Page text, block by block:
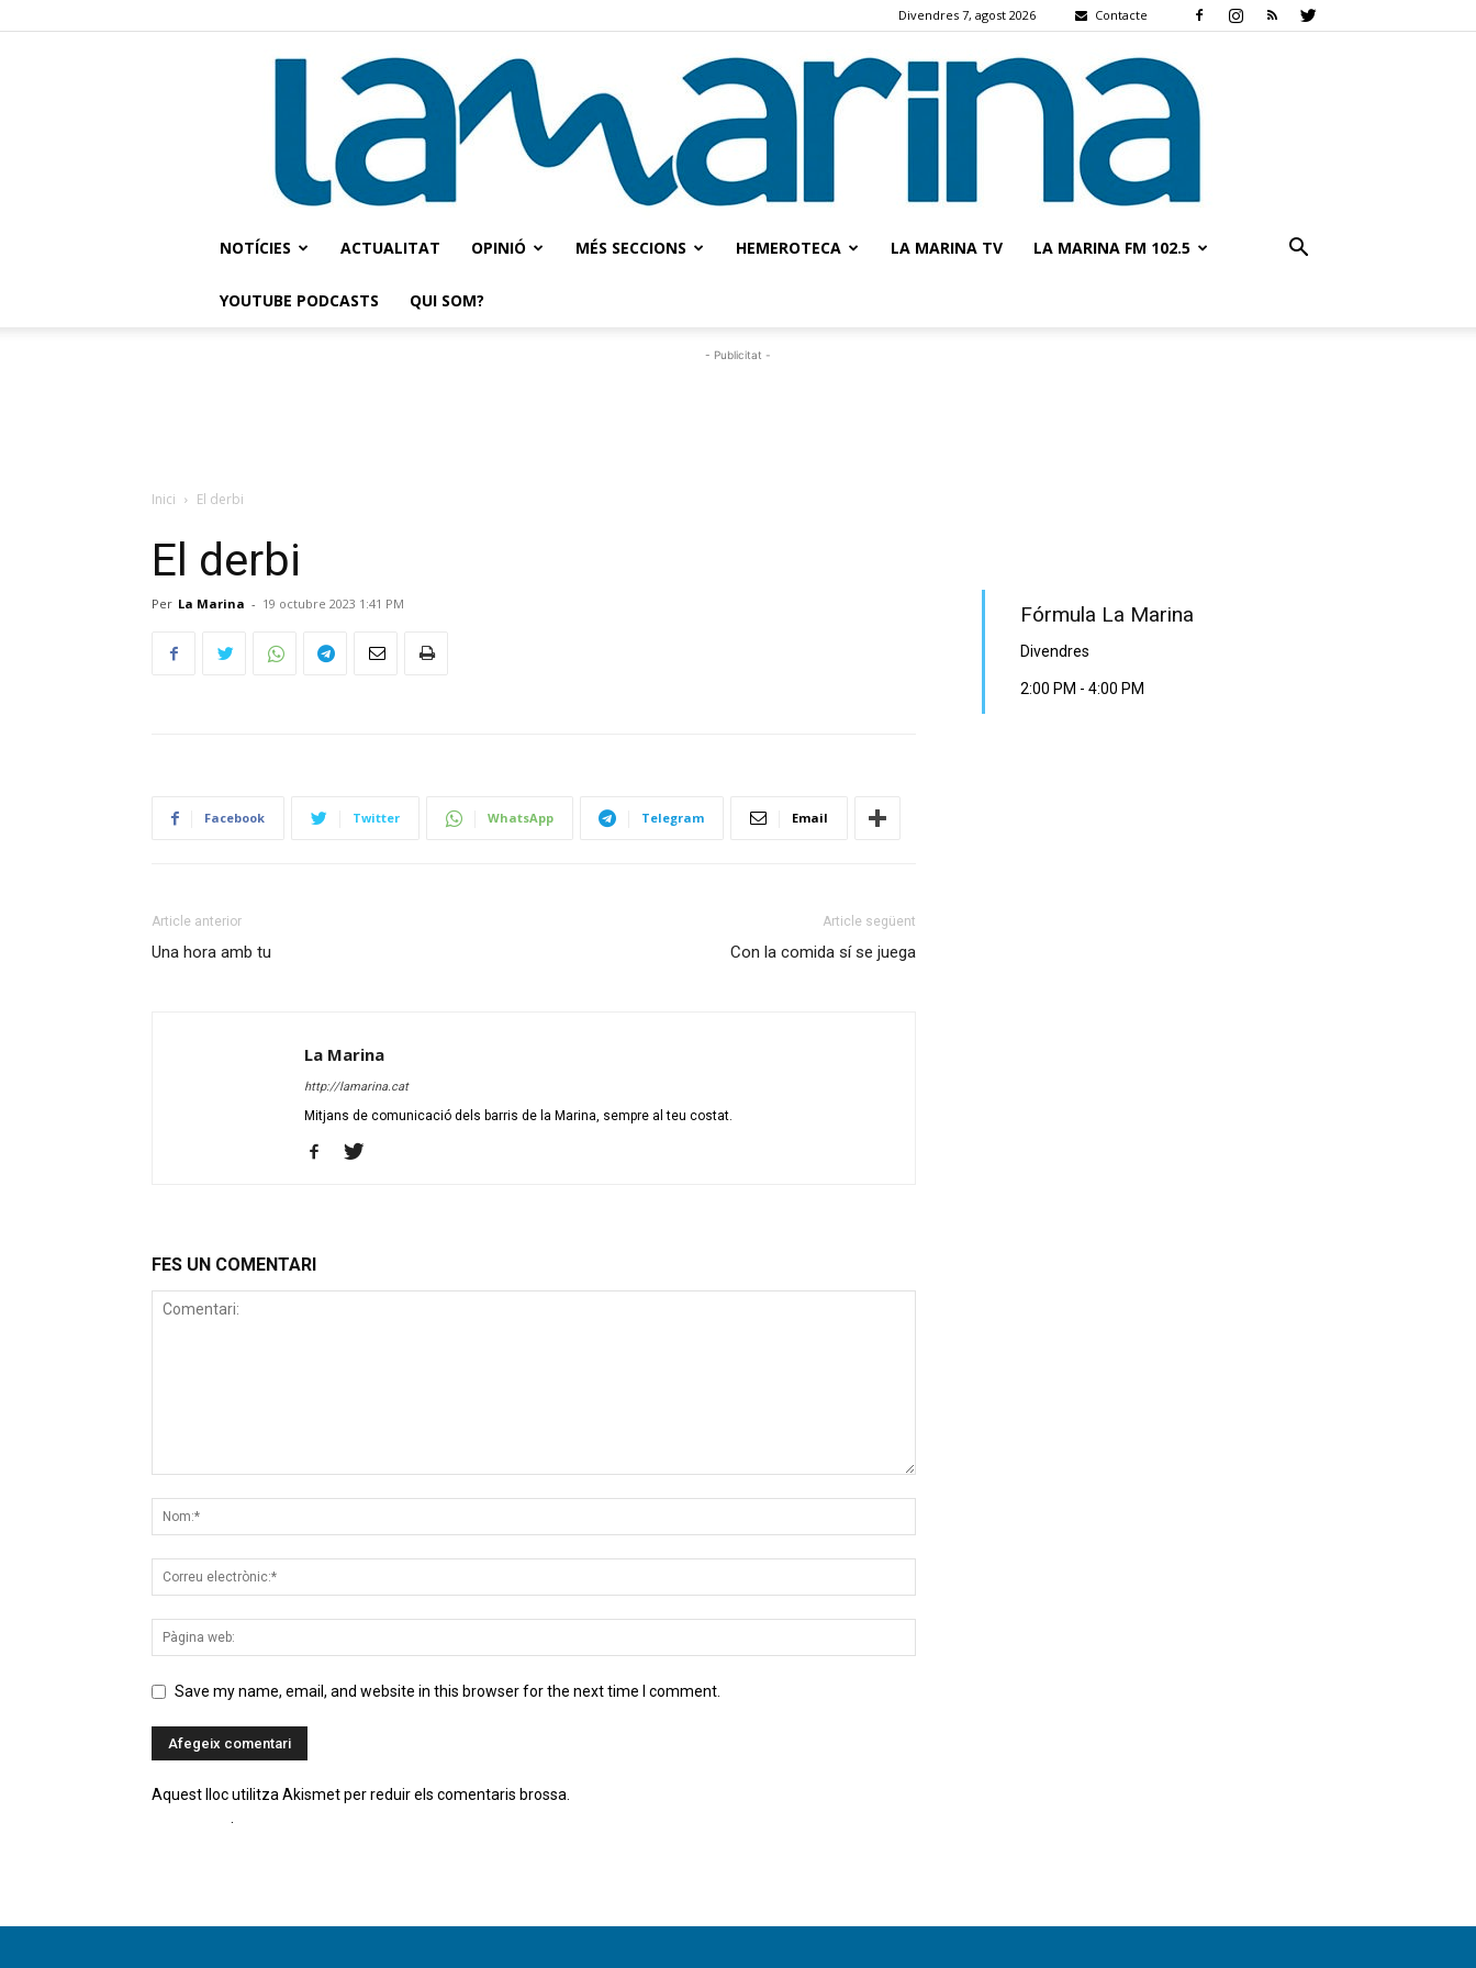
Divendres 7, agost 2026 Contacte
NOTÍCIES ACTUALITAT OPINIÓ MÉS SECCIONS HEMEROTECA LA MARINA TV LA MARINA FM 102.5
YOUTUBE PODCASTS QUI SOM?
- Publicitat -
Inici El derbi
El derbi
Per La Marina - 19 octubre 2023 1:41 PM
Facebook Twitter WhatsApp Telegram Email
Article anterior
Una hora amb tu
Article següent
Con la comida sí se juega
La Marina
http://lamarina.cat
Mitjans de comunicació dels barris de la Marina, sempre al teu costat.
FES UN COMENTARI
Save my name, email, and website in this browser for the next time I comment.
Aquest lloc utilitza Akismet per reduir els comentaris brossa.
Fórmula La Marina
Divendres
2:00 PM - 4:00 PM